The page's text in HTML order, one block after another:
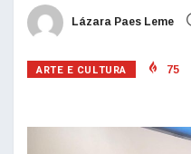
Lázara Paes Leme
ARTE E CULTURA 75